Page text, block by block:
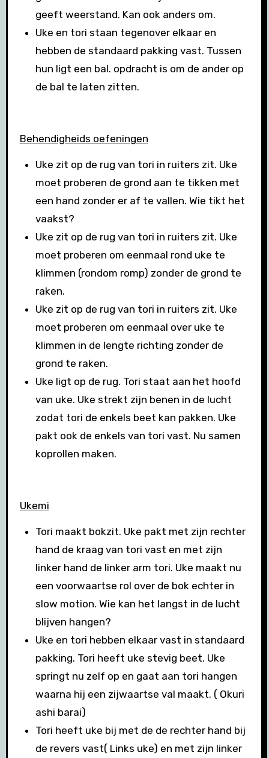
geeft weerstand. Kan ook anders om.
Uke en tori staan tegenover elkaar en
hebben de standaard pakking vast. Tussen
hun ligt een bal. opdracht is om de ander op
de bal te laten zitten.
Behendigheids oefeningen
Uke zit op de rug van tori in ruiters zit. Uke
moet proberen de grond aan te tikken met
een hand zonder er af te vallen. Wie tikt het
vaakst?
Uke zit op de rug van tori in ruiters zit. Uke
moet proberen om eenmaal rond uke te
klimmen (rondom romp) zonder de grond te
raken.
Uke zit op de rug van tori in ruiters zit. Uke
moet proberen om eenmaal over uke te
klimmen in de lengte richting zonder de
grond te raken.
Uke ligt op de rug. Tori staat aan het hoofd
van uke. Uke strekt zijn benen in de lucht
zodat tori de enkels beet kan pakken. Uke
pakt ook de enkels van tori vast. Nu samen
koprollen maken.
Ukemi
Tori maakt bokzit. Uke pakt met zijn rechter
hand de kraag van tori vast en met zijn
linker hand de linker arm tori. Uke maakt nu
een voorwaartse rol over de bok echter in
slow motion. Wie kan het langst in de lucht
blijven hangen?
Uke en tori hebben elkaar vast in standaard
pakking. Tori heeft uke stevig beet. Uke
springt nu zelf op en gaat aan tori hangen
waarna hij een zijwaartse val maakt. ( Okuri
ashi barai)
Tori heeft uke bij met de de rechter hand bij
de revers vast( Links uke) en met zijn linker